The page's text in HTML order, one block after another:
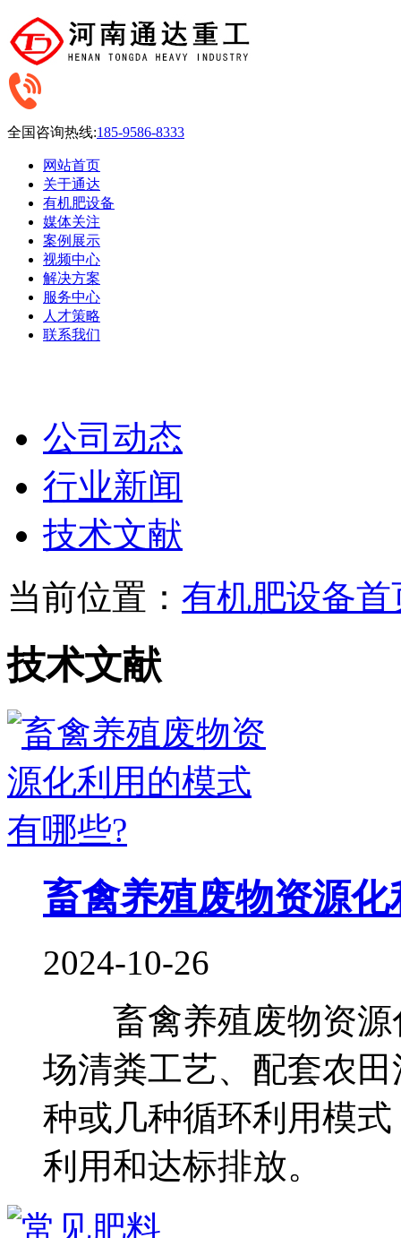
全国咨询热线:185-9586-8333
网站首页
关于通达
有机肥设备
媒体关注
案例展示
视频中心
解决方案
服务中心
人才策略
联系我们
公司动态
行业新闻
技术文献
当前位置： 有机肥设备首
技术文献
畜禽养殖废物资源
2024-10-26
畜禽养殖废物资源
场清粪工艺、配套农
种或几种循环利用模
利用和达标排放。